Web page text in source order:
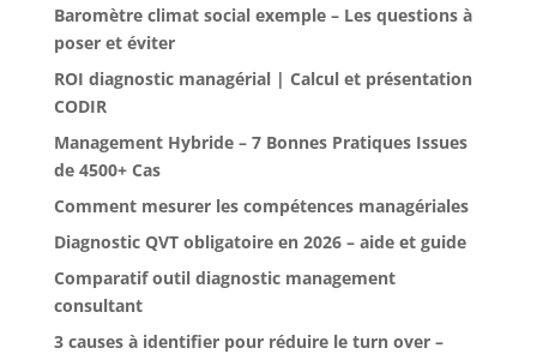
Baromètre climat social exemple – Les questions à
poser et éviter
ROI diagnostic managérial | Calcul et présentation
CODIR
Management Hybride – 7 Bonnes Pratiques Issues
de 4500+ Cas
Comment mesurer les compétences managériales
Diagnostic QVT obligatoire en 2026 – aide et guide
Comparatif outil diagnostic management
consultant
3 causes à identifier pour réduire le turn over –